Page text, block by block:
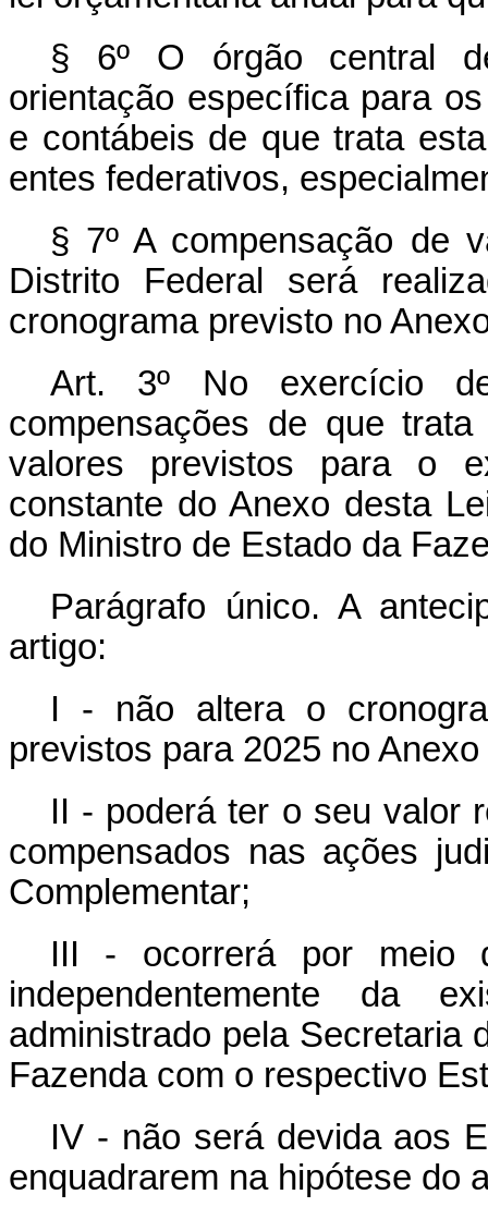
§ 6º O órgão central
orientação específica para
e contábeis de que trata
entes federativos,
§ 7º A compensação de
Distrito Federal será
cronograma previsto no
Art. 3º
No exercício
compensações de que
valores previstos para o
constante do Anexo desta
do Ministro de Estado da
Parágrafo único. A
artigo:
I - não altera o
previstos para 2025 no
II - poderá ter o seu valor
compensados nas ações
Complementar;
III - ocorrerá por meio
independentemente da
administrado pela Secretaria
Fazenda com o respectivo
IV - não será devida aos
enquadrarem na hipótese do